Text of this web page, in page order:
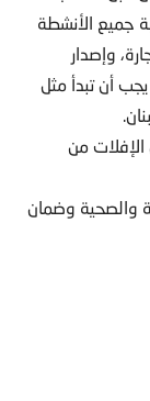
جميع الأنشطة
وإصدار
أن تبدأ مثل
الإفلات من
والصحية وضمان